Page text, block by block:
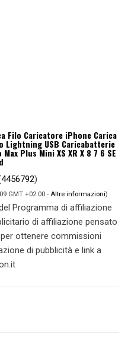
Filo Caricatore iPhone Carica
Lightning USB Caricabatterie
Plus Mini XS XR X 8 7 6 SE
4456792)
GMT +02:00 - Altre informazioni)
Programma di affiliazione
di affiliazione pensato
ottenere commissioni
di pubblicità e link a